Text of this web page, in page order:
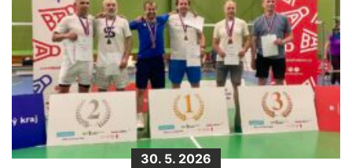
30. 5. 2026